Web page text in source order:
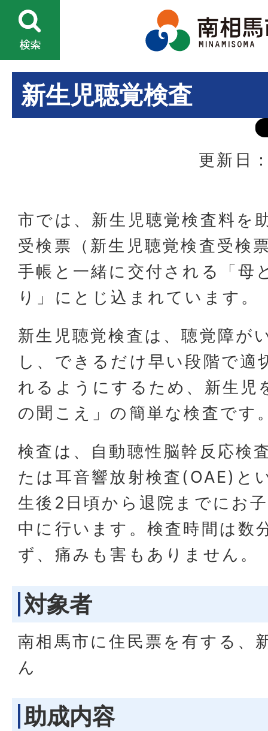
新生児聴覚検査
更新日
市では、新生児聴覚検査料を
受検票（新生児聴覚検査受検
手帳と一緒に交付される「母
り」にとじ込まれています。
新生児聴覚検査は、聴覚障が
し、できるだけ早い段階で適
れるようにするため、新生児
の聞こえ」の簡単な検査です
検査は、自動聴性脳幹反応検
たは耳音響放射検査(OAE)と
生後2日頃から退院までにお
中に行います。検査時間は数
ず、痛みも害もありません。
対象者
南相馬市に住民票を有する、
ん
助成内容